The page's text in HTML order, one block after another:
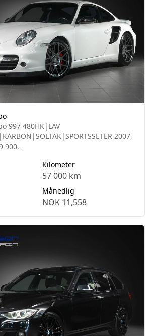
997 480HK|LAV
2007,
900,-
Kilometer
57 000 km
Månedlig
NOK 11,558